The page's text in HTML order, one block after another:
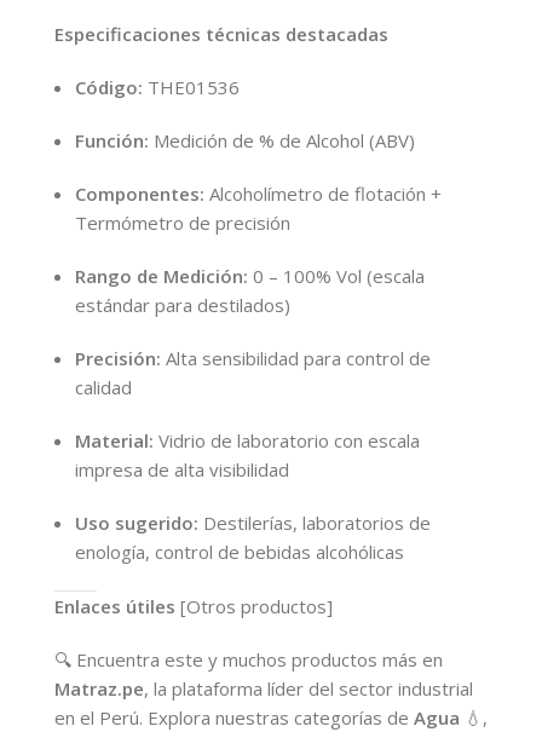
Especificaciones técnicas destacadas
Código: THE01536
Función: Medición de % de Alcohol (ABV)
Componentes: Alcoholímetro de flotación +
Termómetro de precisión
Rango de Medición: 0 – 100% Vol (escala
estándar para destilados)
Precisión: Alta sensibilidad para control de
calidad
Material: Vidrio de laboratorio con escala
impresa de alta visibilidad
Uso sugerido: Destilerías, laboratorios de
enología, control de bebidas alcohólicas
Enlaces útiles [Otros productos]
🔍 Encuentra este y muchos productos más en
Matraz.pe, la plataforma líder del sector industrial
en el Perú. Explora nuestras categorías de Agua 💧,